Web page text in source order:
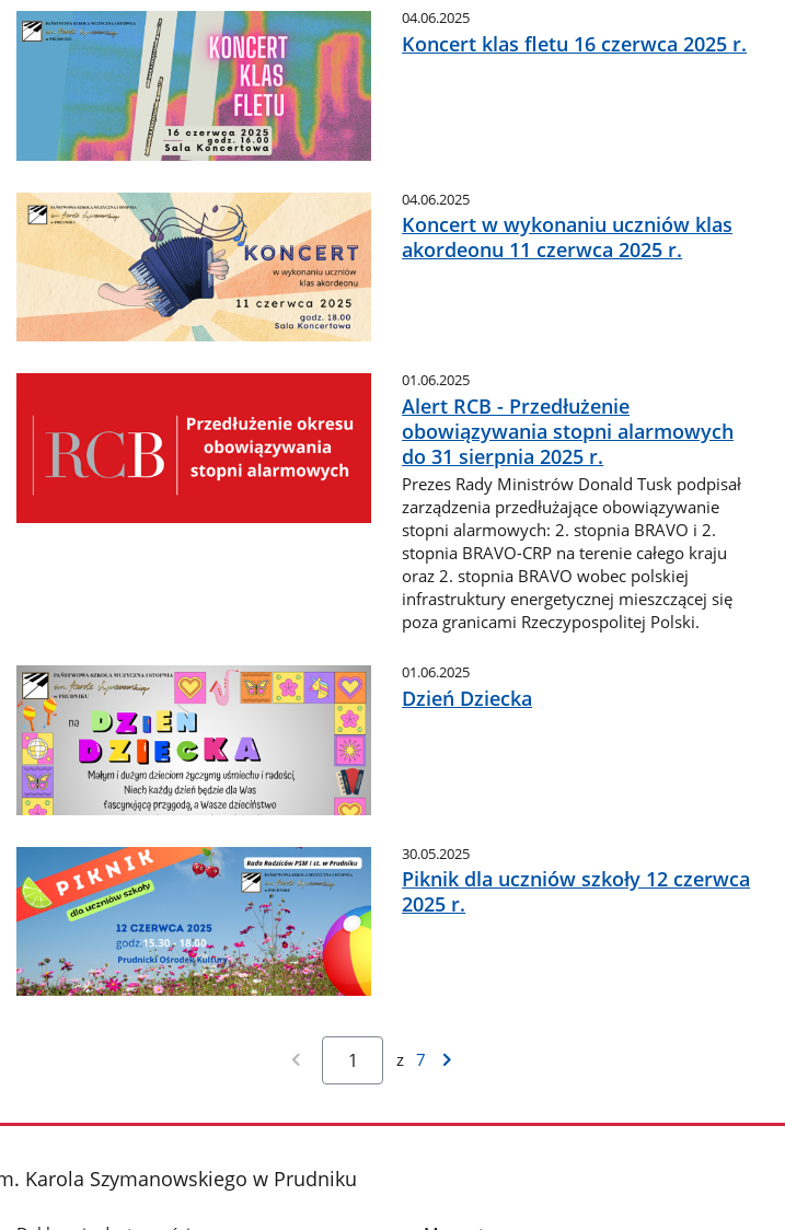
04.06.2025
Koncert klas fletu 16 czerwca 2025 r.
04.06.2025
Koncert w wykonaniu uczniów klas
akordeonu 11 czerwca 2025 r.
01.06.2025
Alert RCB - Przedłużenie
obowiązywania stopni alarmowych
do 31 sierpnia 2025 r.
Prezes Rady Ministrów Donald Tusk podpisał
zarządzenia przedłużające obowiązywanie
stopni alarmowych: 2. stopnia BRAVO i 2.
stopnia BRAVO-CRP na terenie całego kraju
oraz 2. stopnia BRAVO wobec polskiej
infrastruktury energetycznej mieszczącej się
poza granicami Rzeczypospolitej Polski.
01.06.2025
Dzień Dziecka
30.05.2025
Piknik dla uczniów szkoły 12 czerwca
2025 r.
z 7
Karola Szymanowskiego w Prudniku